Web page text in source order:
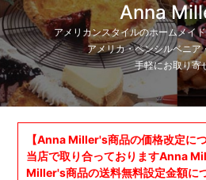
Anna
アメリカンスタイルのホームメイ
アメリカ・ペンシルベニア
手軽にお取り寄
【Anna Miller's商品の価格改定につ
当店で取り合っておりますAnna
Miller's商品の送料無料設定金額に